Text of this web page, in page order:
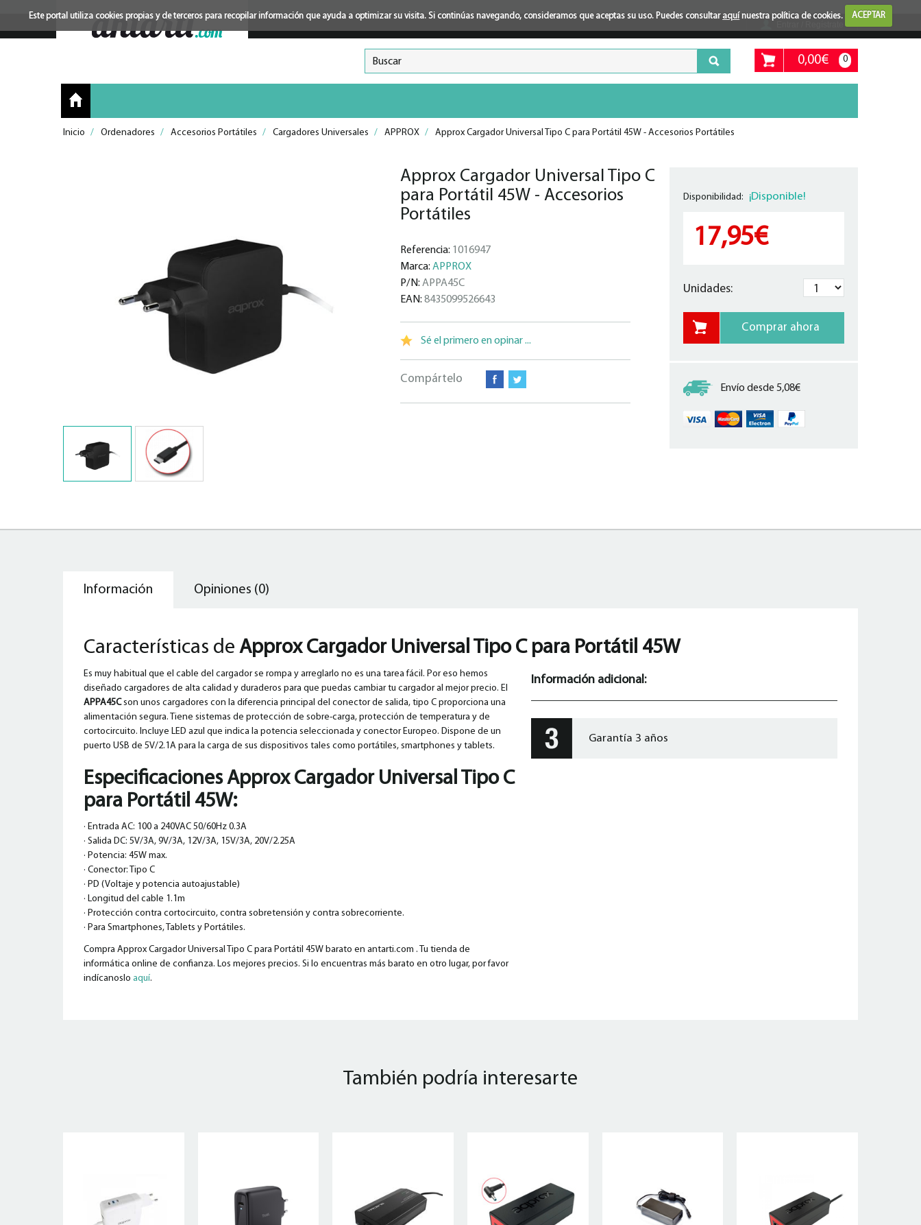
Este portal utiliza cookies propias y de terceros para recopilar información que ayuda a optimizar su visita. Si continúas navegando, consideramos que aceptas su uso. Puedes consultar aquínuestra política de cookies. ACEPTAR
0,00€ 0
Inicio / Ordenadores / Accesorios Portátiles / Cargadores Universales / APPROX / Approx Cargador Universal Tipo C para Portátil 45W - Accesorios Portátiles
Approx Cargador Universal Tipo C
para Portátil 45W - Accesorios
Portátiles
Referencia: 1016947
Marca: APPROX
P/N: APPA45C
EAN: 8435099526643
Sé el primero en opinar ...
Compártelo
Disponibilidad: ¡Disponible!
17,95€
Unidades:
Envío desde 5,08€
Información Opiniones (0)
Características de Approx Cargador Universal Tipo C para Portátil 45W
Es muy habitual que el cable del cargador se rompa y arreglarlo no es una tarea fácil. Por eso hemos
diseñado cargadores de alta calidad y duraderos para que puedas cambiar tu cargador al mejor precio. El
APPA45C son unos cargadores con la diferencia principal del conector de salida, tipo C proporciona una
alimentación segura. Tiene sistemas de protección de sobre-carga, protección de temperatura y de
cortocircuito. Incluye LED azul que indica la potencia seleccionada y conector Europeo. Dispone de un
puerto USB de 5V/2.1A para la carga de sus dispositivos tales como portátiles, smartphones y tablets.
EspecificacionesApprox Cargador Universal Tipo C
para Portátil 45W:
· Entrada AC: 100 a 240VAC 50/60Hz 0.3A
· Salida DC: 5V/3A, 9V/3A, 12V/3A, 15V/3A, 20V/2.25A
· Potencia: 45W max.
· Conector: Tipo C
· PD (Voltaje y potencia autoajustable)
· Longitud del cable 1.1m
· Protección contra cortocircuito, contra sobretensión y contra sobrecorriente.
· Para Smartphones, Tablets y Portátiles.
Compra Approx Cargador Universal Tipo C para Portátil 45W barato en antarti.com . Tu tienda de
informática online de confianza. Los mejores precios. Si lo encuentras más barato en otro lugar, por favor
indícanoslo aquí.
Información adicional:
Garantía 3 años
También podría interesarte